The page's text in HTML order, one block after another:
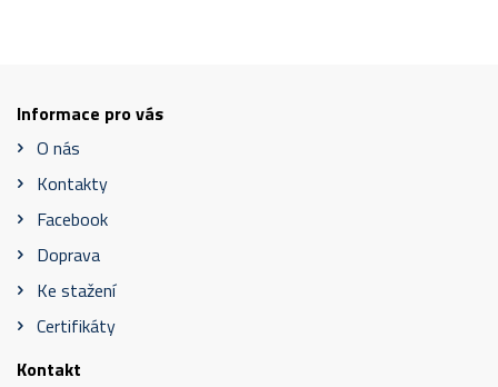
Informace pro vás
O nás
Kontakty
Facebook
Doprava
Ke stažení
Certifikáty
Kontakt